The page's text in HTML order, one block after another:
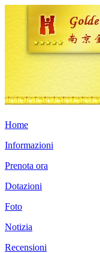
Home
Informazioni
Prenota ora
Dotazioni
Foto
Notizia
Recensioni